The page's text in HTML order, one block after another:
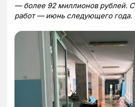
— более 92 миллионов рублей.
работ — июнь следующего года.